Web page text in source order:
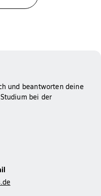
und beantworten deine
bei der